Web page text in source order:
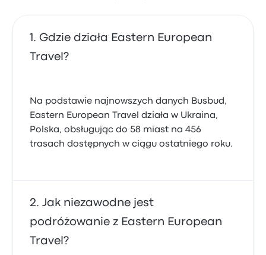
Gdzie działa Eastern European
Travel?
Na podstawie najnowszych danych Busbud,
Eastern European Travel działa w Ukraina,
Polska, obsługując do 58 miast na 456
trasach dostępnych w ciągu ostatniego roku.
Jak niezawodne jest
podróżowanie z Eastern European
Travel?